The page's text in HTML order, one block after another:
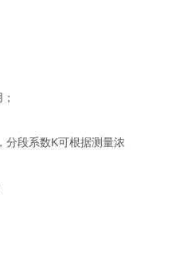
分段系数K可根据测量浓